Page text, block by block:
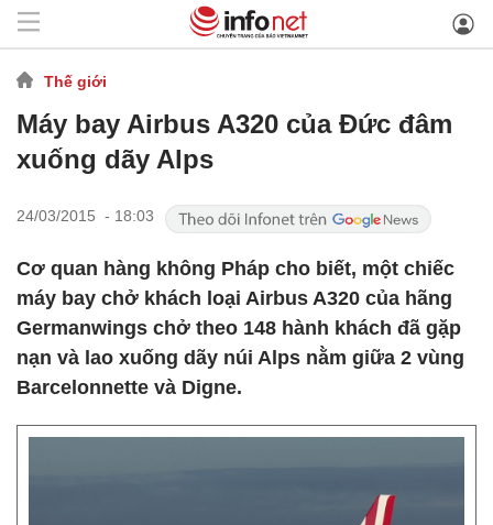
Thế giới
Máy bay Airbus A320 của Đức đâm
xuống dãy Alps
24/03/2015 - 18:03
Cơ quan hàng không Pháp cho biết, một chiếc
máy bay chở khách loại Airbus A320 của hãng
Germanwings chở theo 148 hành khách đã gặp
nạn và lao xuống dãy núi Alps nằm giữa 2 vùng
Barcelonnette và Digne.